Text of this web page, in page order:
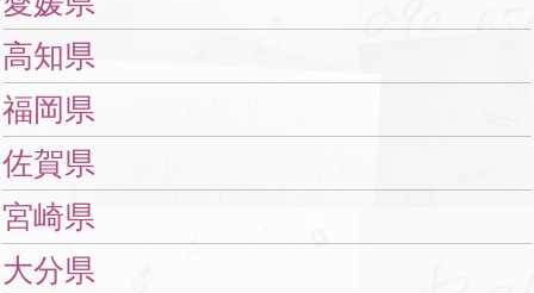
高知県
福岡県
佐賀県
宮崎県
大分県